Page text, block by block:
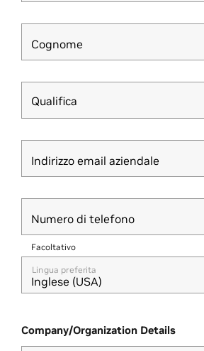
Cognome
Qualifica
Qualifica
Indirizzo email aziendale
Numero di telefono
Facoltativo
Lingua preferita
Inglese (USA)
Company/Organization Details